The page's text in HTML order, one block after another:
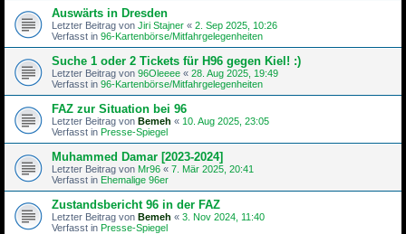
Auswärts in Dresden
Letzter Beitrag von Jiri Stajner « 2. Sep 2025, 10:26
Verfasst in 96-Kartenbörse/Mitfahrgelegenheiten
Suche 1 oder 2 Tickets für H96 gegen Kiel! :)
Letzter Beitrag von 96Oleeee « 28. Aug 2025, 19:49
Verfasst in 96-Kartenbörse/Mitfahrgelegenheiten
FAZ zur Situation bei 96
Letzter Beitrag von Bemeh « 10. Aug 2025, 23:05
Verfasst in Presse-Spiegel
Muhammed Damar [2023-2024]
Letzter Beitrag von Mr96 « 7. Mär 2025, 20:41
Verfasst in Ehemalige 96er
Zustandsbericht 96 in der FAZ
Letzter Beitrag von Bemeh « 3. Nov 2024, 11:40
Verfasst in Presse-Spiegel